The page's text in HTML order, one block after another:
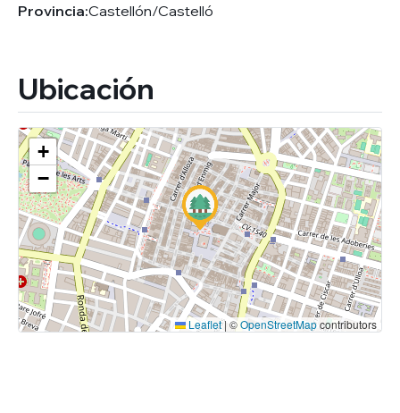
Provincia:Castellón/Castelló
Ubicación
+
−
Leaflet| ©OpenStreetMapcontributors